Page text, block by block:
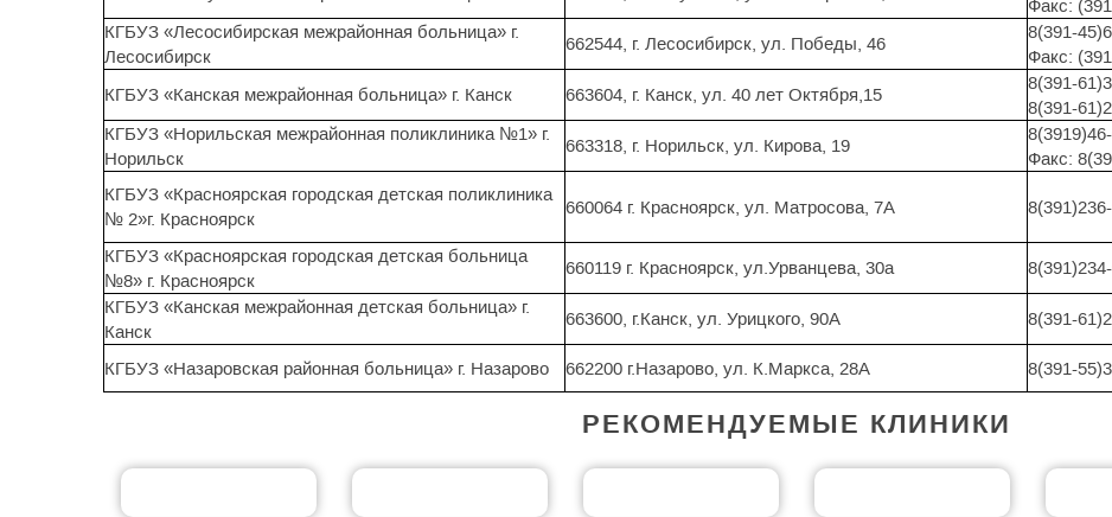
Факс:
КГБУЗ «Лесосибирская межрайонная больница» г.
Лесосибирск
662544, г. Лесосибирск, ул. Победы, 46
8(391-
Факс:
КГБУЗ «Канская межрайонная больница» г. Канск
663604, г. Канск, ул. 40 лет Октября,15
8(391-
8(391-
КГБУЗ «Норильская межрайонная поликлиника №1» г.
Норильск
663318, г. Норильск, ул. Кирова, 19
Факс:
КГБУЗ «Красноярская городская детская поликлиника
№ 2»г. Красноярск
660064 г. Красноярск, ул. Матросова, 7А
КГБУЗ «Красноярская городская детская больница
№8» г. Красноярск
660119 г. Красноярск, ул.Урванцева, 30а
КГБУЗ «Канская межрайонная детская больница» г.
Канск
663600, г.Канск, ул. Урицкого, 90А 8(391-
КГБУЗ «Назаровская районная больница» г. Назарово 662200 г.Назарово, ул. К.Маркса, 28А 8(391-
РЕКОМЕНДУЕМЫЕ КЛИНИКИ